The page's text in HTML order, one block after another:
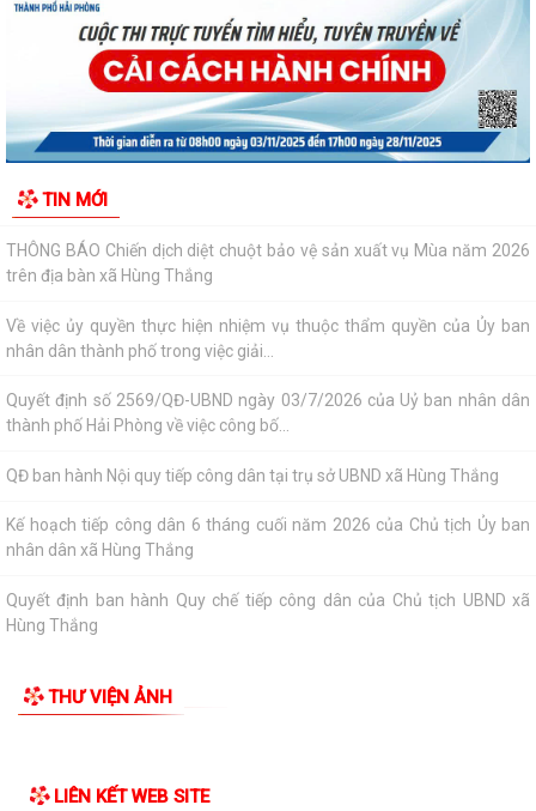
TIN MỚI
Xã Hùng Thắng tập trung đẩy nhanh tiến độ giải phóng mặt bằng các
dự án trọng điểm
Thông báo lịch tiếp công dân định kì 6 tháng cuối năm của thường trực
HĐND, đại biểu HĐND xã Hùng...
năm 2026
THÔNG BÁO Chiến dịch diệt chuột bảo vệ sản xuất vụ Mùa năm 2026
trên địa bàn xã Hùng Thắng
Về việc ủy quyền thực hiện nhiệm vụ thuộc thẩm quyền của Ủy ban
nhân dân thành phố trong việc giải...
Quyết định số 2569/QĐ-UBND ngày 03/7/2026 của Uỷ ban nhân dân
thành phố Hải Phòng về việc công bố...
QĐ ban hành Nội quy tiếp công dân tại trụ sở UBND xã Hùng Thắng
Kế hoạch tiếp công dân 6 tháng cuối năm 2026 của Chủ tịch Ủy ban
nhân dân xã Hùng Thắng
Quyết định ban hành Quy chế tiếp công dân của Chủ tịch UBND xã
Hùng Thắng
V/v triển khai thực hiện Quyết định số 51/2026/QĐ-UBND ngày
THƯ VIỆN ẢNH